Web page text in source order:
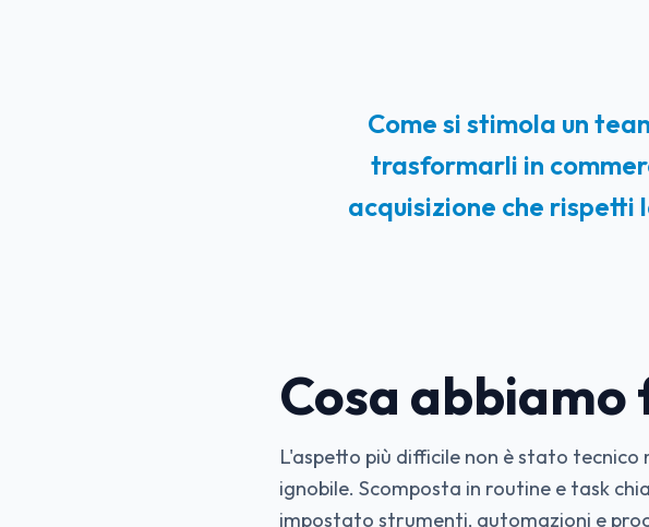
Come si stimola un
trasformarli in
acquisizione che
Cosa
L'aspetto più difficile non è stato tecnico
ignobile. Scomposta in routine e task
impostato strumenti, automazioni e